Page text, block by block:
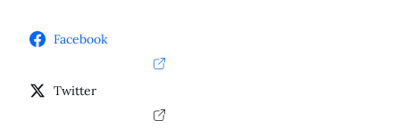
Facebook
Twitter